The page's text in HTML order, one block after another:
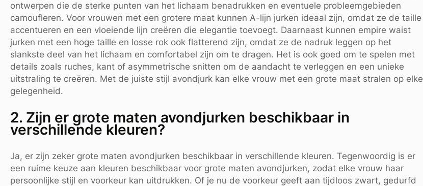
ontwerpen die de sterke punten van het lichaam benadrukken en eventuele probleemgebieden
camoufleren. Voor vrouwen met een grotere maat kunnen A-lijn jurken ideaal zijn, omdat ze de taille
accentueren en een vloeiende lijn creëren die elegantie toevoegt. Daarnaast kunnen empire waist
jurken met een hoge taille en losse rok ook flatterend zijn, omdat ze de nadruk leggen op het
slankste deel van het lichaam en comfortabel zijn om te dragen. Het is ook goed om te spelen met
details zoals ruches, kant of asymmetrische snitten om de aandacht te verleggen en een unieke
uitstraling te creëren. Met de juiste stijl avondjurk kan elke vrouw met een grote maat stralen op elke
gelegenheid.
2. Zijn er grote maten avondjurken beschikbaar in
verschillende kleuren?
Ja, er zijn zeker grote maten avondjurken beschikbaar in verschillende kleuren. Tegenwoordig is er
een ruime keuze aan kleuren beschikbaar voor grote maten avondjurken, zodat elke vrouw haar
persoonlijke stijl en voorkeur kan uitdrukken. Of je nu de voorkeur geeft aan tijdloos zwart, gedurfd